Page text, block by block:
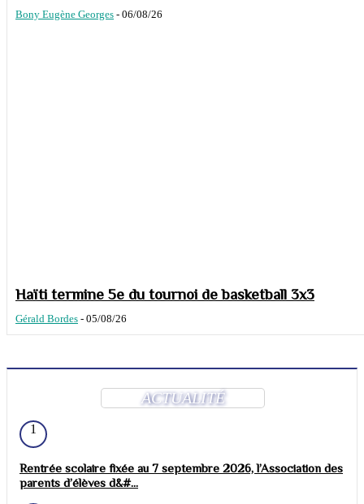
Bony Eugène Georges - 06/08/26
Haïti termine 5e du tournoi de basketball 3x3
Gérald Bordes - 05/08/26
ACTUALITÉ
1
Rentrée scolaire fixée au 7 septembre 2026, l’Association des
parents d’élèves d&#...